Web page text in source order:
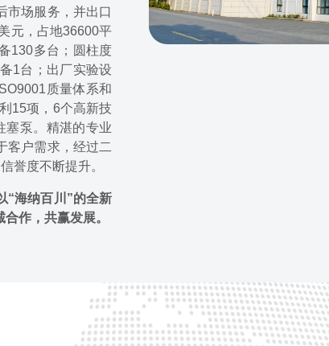
市场服务，并出口
元，占地36600平
130多台；圆柱度
1台；出厂实验设
质量体系和
15项，6个高新技
塞泵。精湛的专业
客户需求，经过二
誉度不断提升。
“海纳百川”的全新
作，共赢发展。